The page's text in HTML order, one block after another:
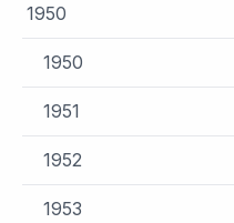
1950
1950
1951
1952
1953